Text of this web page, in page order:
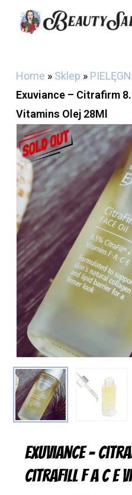
Cart
Home » Sklep »
Exuviance – Citrafirm
Vitamins Olej 28Ml
Exuviance –
Citrafill F A C E